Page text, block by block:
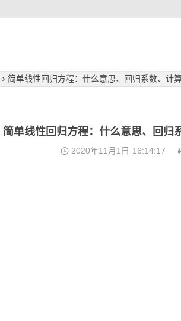
简单线性回归方程：什么意思、回归系数、计
简单线性回归方程：什么意思、回归
2020年11月1日 16:14:17